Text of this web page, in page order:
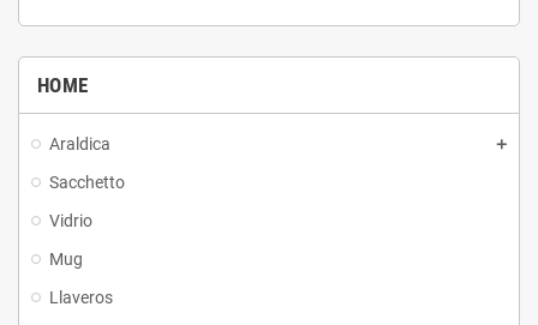
HOME
Araldica
Sacchetto
Vidrio
Mug
Llaveros